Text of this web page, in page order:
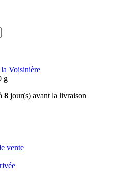
la Voisinière
g
8 jour(s) avant la livraison
vente